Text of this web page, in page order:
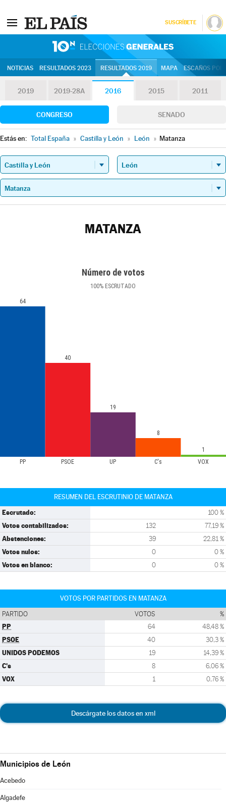
SUSCRÍBETE
NOTICIAS RESULTADOS 2023 RESULTADOS 2019 MAPA ESCAÑOS
2019 2019-28A 2016 2015 2011
CONGRESO SENADO
Estás en: Total España » Castilla y León » León » Matanza
MATANZA
Número de votos
100% ESCRUTADO
PP PSOE UP C's VOX
64
40
19
8
1
RESUMEN DEL ESCRUTINIO DE MATANZA
Escrutado: 100 %
Votos contabilizados: 132 77,19 %
Abstenciones: 39 22,81 %
Votos nulos: 0 0 %
Votos en blanco: 0 0 %
VOTOS POR PARTIDOS EN MATANZA
PARTIDO VOTOS %
PP 64 48,48 %
PSOE 40 30,3 %
UNIDOS PODEMOS 19 14,39 %
C's 8 6,06 %
VOX 1 0,76 %
Descárgate los datos en xml
Municipios de León
Acebedo
Algadefe